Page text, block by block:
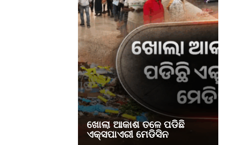
ଖୋଲା ଆକାଶ ତଳେ ପଡିଛି
ଏକ୍ସପାଏରୀ ମେଡିସିନ